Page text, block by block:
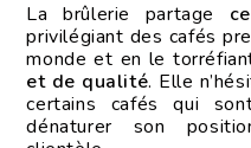
La brûlerie partage
privilégiant des cafés
monde et en le
et de qualité. Elle
certains cafés qui
dénaturer son